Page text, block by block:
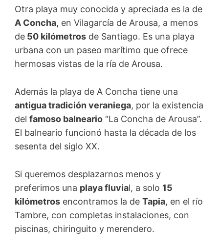
Otra playa muy conocida y apreciada es la de
A Concha, en Vilagarcía de Arousa, a menos
de 50 kilómetros de Santiago. Es una playa
urbana con un paseo marítimo que ofrece
hermosas vistas de la ría de Arousa.
Además la playa de A Concha tiene una
antigua tradición veraniega, por la existencia
del famoso balneario “La Concha de Arousa”.
El balneario funcionó hasta la década de los
sesenta del siglo XX.
Si queremos desplazarnos menos y
preferimos una playa fluvial, a solo 15
kilómetros encontramos la de Tapia, en el río
Tambre, con completas instalaciones, con
piscinas, chiringuito y merendero.